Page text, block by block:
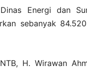
Energi dan
sebanyak
H. Wirawan